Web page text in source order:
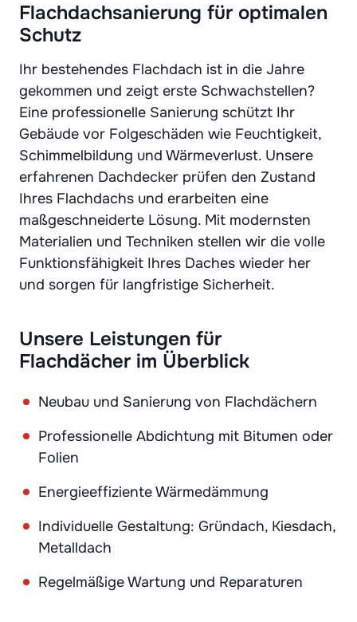
Flachdachsanierung für optimalen
Schutz
Ihr bestehendes Flachdach ist in die Jahre
gekommen und zeigt erste Schwachstellen?
Eine professionelle Sanierung schützt Ihr
Gebäude vor Folgeschäden wie Feuchtigkeit,
Schimmelbildung und Wärmeverlust. Unsere
erfahrenen Dachdecker prüfen den Zustand
Ihres Flachdachs und erarbeiten eine
maßgeschneiderte Lösung. Mit modernsten
Materialien und Techniken stellen wir die volle
Funktionsfähigkeit Ihres Daches wieder her
und sorgen für langfristige Sicherheit.
Unsere Leistungen für
Flachdächer im Überblick
Neubau und Sanierung von Flachdächern
Professionelle Abdichtung mit Bitumen oder
Folien
Energieeffiziente Wärmedämmung
Individuelle Gestaltung: Gründach, Kiesdach,
Metalldach
Regelmäßige Wartung und Reparaturen